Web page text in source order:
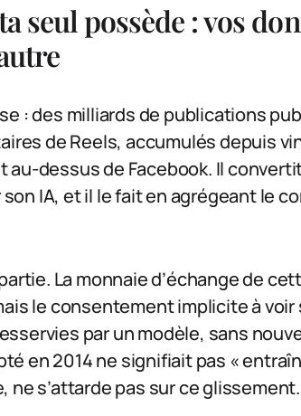
seul possède : vos
: des milliards de publications
de Reels, accumulés depuis
au-dessus de Facebook. Il
IA, et il le fait en agrégeant le
La monnaie d’échange de
le consentement implicite à
par un modèle, sans
en 2014 ne signifiait pas «
ne s’attarde pas sur ce glissement.